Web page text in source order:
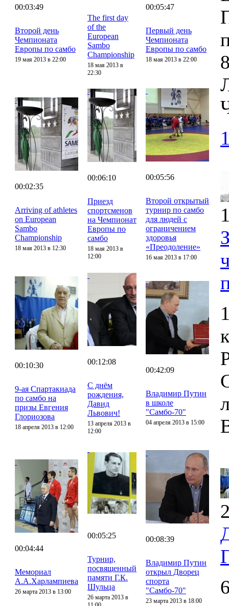
00:03:49
Второй день
Чемпионата
Европы по самбо
19 мая 2013 в 22:00
The first day
of the
European
Sambo
Championship
18 мая 2013 в
22:30
00:05:47
Первый день
Чемпионата
Европы по самбо
18 мая 2013 в 22:00
00:02:35
Arriving of athletes
on European
Sambo
Championship
18 мая 2013 в 12:30
00:06:10
Приезд
спортсменов
на Чемпионат
Европы по
самбо
18 мая 2013 в
12:00
00:05:56
Второй открытый
турнир по самбо
для людей с
ограничением
здоровья
«Преодоление»
16 мая 2013 в 17:00
00:10:30
9-ая Спартакиада
по самбо на
призы Евгения
Глориозова
18 апреля 2013 в 12:00
00:12:08
С днём
рождения,
Давид
Львович!
13 апреля 2013 в
12:00
00:42:09
Владимир Путин
в школе
"Самбо-70"
04 апреля 2013 в 15:00
00:04:44
Мемориал
А.А.Харлампиева
26 марта 2013 в 13:00
00:05:25
Турнир,
посвященный
памяти Г.К.
Шульца
26 марта 2013 в
00:08:39
Владимир Путин
открыл Дворец
спорта
"Самбо-70"
23 марта 2013 в 18:00